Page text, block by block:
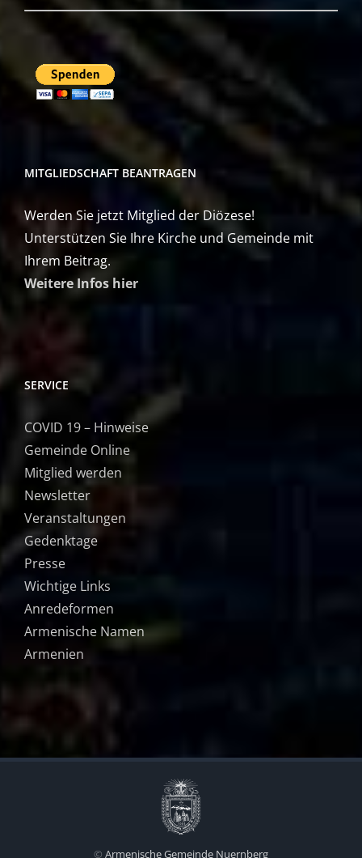
MITGLIEDSCHAFT BEANTRAGEN
Werden Sie jetzt Mitglied der Diözese!
Unterstützen Sie Ihre Kirche und Gemeinde mit
Ihrem Beitrag.
Weitere Infos hier
SERVICE
COVID 19 – Hinweise
Gemeinde Online
Mitglied werden
Newsletter
Veranstaltungen
Gedenktage
Presse
Wichtige Links
Anredeformen
Armenische Namen
Armenien
© Armenische Gemeinde Nuernberg